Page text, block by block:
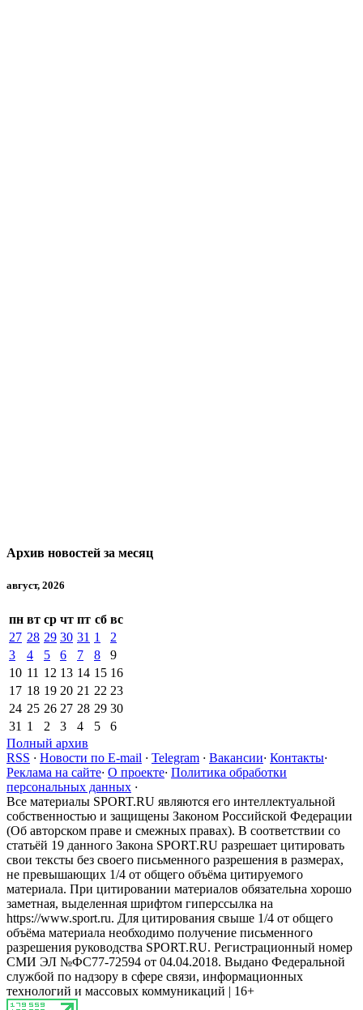
Архив новостей за месяц
август, 2026
пн вт ср чт пт сб вс
27 28 29 30 31 1
2
3
4 5 6 7 8
9
10 11 12 13 14 15 16
17 18 19 20 21 22 23
24 25 26 27 28 29 30
31 1 2 3 4 5
6
Полный архив
RSS · Новости по E-mail · Telegram · Вакансии· Контакты·
Реклама на сайте· О проекте· Политика обработки
персональных данных ·
Все материалы SPORT.RU являются его интеллектуальной
собственностью и защищены Законом Российской Федерации
(Об авторском праве и смежных правах). В соответствии со
статьёй 19 данного Закона SPORT.RU разрешает цитировать
свои тексты без своего письменного разрешения в размерах,
не превышающих 1/4 от общего объёма цитируемого
материала. При цитировании материалов обязательна хорошо
заметная, выделенная шрифтом гиперссылка на
https://www.sport.ru. Для цитирования свыше 1/4 от общего
объёма материала необходимо получение письменного
разрешения руководства SPORT.RU. Регистрационный номер
СМИ ЭЛ №ФС77-72594 от 04.04.2018. Выдано Федеральной
службой по надзору в сфере связи, информационных
технологий и массовых коммуникаций | 16+